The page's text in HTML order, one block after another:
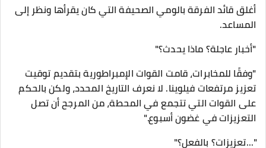
أغلق قائد الفرقة بالومي الصحيفة التي كان يقرأها ونظر إلى
المساعد.
"أخبار عاجلة؟ ماذا يحدث؟"
"وفقًا للمخابرات، قامت القوات الإمبراطورية بتقديم توقيت
تعزيز مرتفعات فيلوينا. لا نعرف التاريخ المحدد، ولكن بالحكم
على القوات التي تتجمع في المحطة، من المرجح أن تصل
التعزيزات في غضون أسبوع."
"...تعزيزات؟ بالفعل؟"